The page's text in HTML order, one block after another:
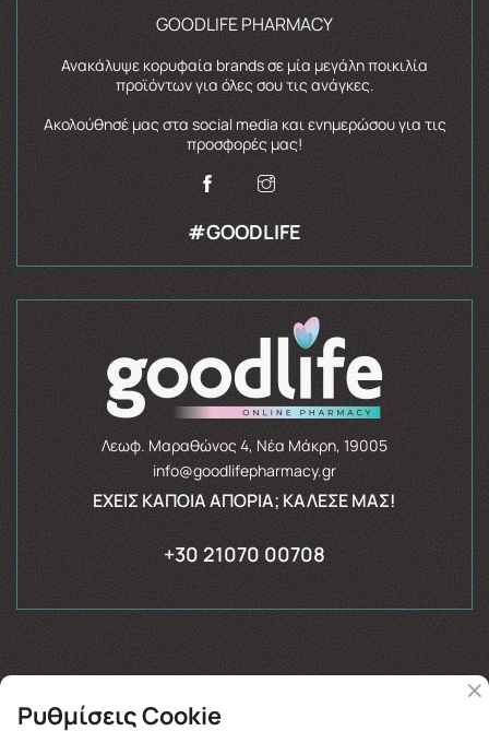
GOODLIFE PHARMACY
Ανακάλυψε κορυφαία brands σε μία μεγάλη ποικιλία
προϊόντων για όλες σου τις ανάγκες.
Ακολούθησέ μας στα social media και ενημερώσου για τις
προσφορές μας!
#GOODLIFE
Λεωφ. Μαραθώνος 4, Νέα Μάκρη, 19005
info@goodlifepharmacy.gr
ΈΧΕΙΣ ΚΆΠΟΙΑ ΑΠΟΡΊΑ; ΚΆΛΕΣΈ ΜΑΣ!
+30 21070 00708
Ρυθμίσεις Cookie